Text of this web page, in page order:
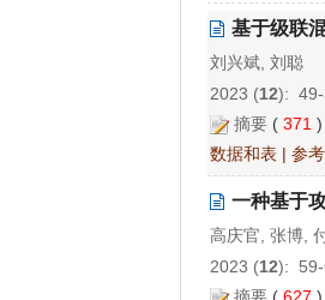
基于级联
刘兴斌, 刘聪
2023 (12):
摘要 ( 371
数据和表 | 参
一种基于
高庆官, 张博,
2023 (12):